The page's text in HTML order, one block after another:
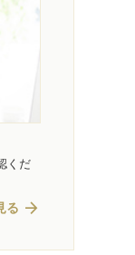
くだ
る arrow_forward